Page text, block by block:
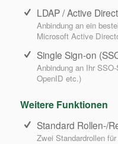
LDAP / Active
Anbindung an ein
Microsoft Active
Single Sign-on
Anbindung an Ihr
OpenID etc.)
Weitere Funktionen
Standard Rollen-/
Zwei Standardrollen